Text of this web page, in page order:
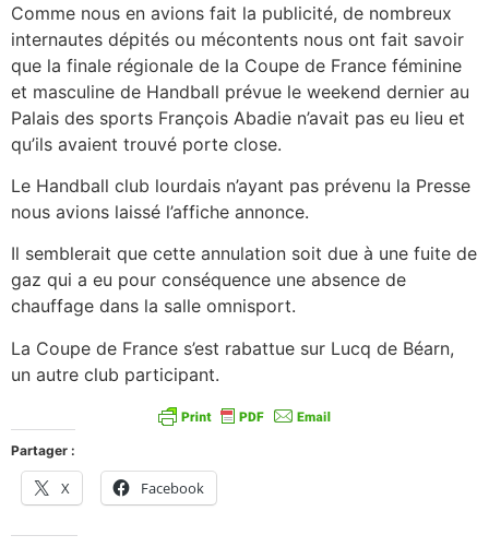
Comme nous en avions fait la publicité, de nombreux
internautes dépités ou mécontents nous ont fait savoir
que la finale régionale de la Coupe de France féminine
et masculine de Handball prévue le weekend dernier au
Palais des sports François Abadie n’avait pas eu lieu et
qu’ils avaient trouvé porte close.
Le Handball club lourdais n’ayant pas prévenu la Presse
nous avions laissé l’affiche annonce.
Il semblerait que cette annulation soit due à une fuite de
gaz qui a eu pour conséquence une absence de
chauffage dans la salle omnisport.
La Coupe de France s’est rabattue sur Lucq de Béarn,
un autre club participant.
Partager :
X Facebook